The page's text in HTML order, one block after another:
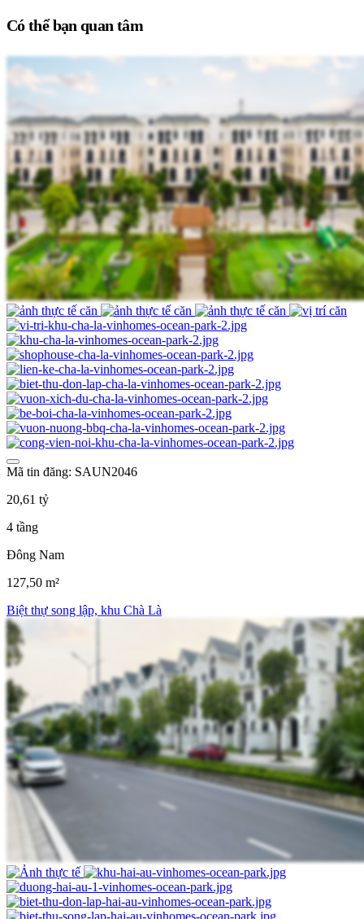
Có thể bạn quan tâm
Mã tin đăng: SAUN2046
20,61 tỷ
4 tầng
Đông Nam
127,50 m²
Biệt thự song lập, khu Chà Là